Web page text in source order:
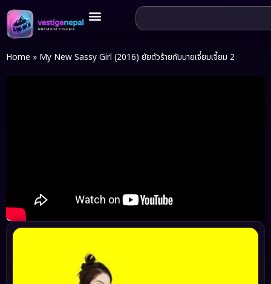
Home » My New Sassy Girl (2016) ยัยตัวร้ายกับนายเจี๋ยมเจี้ยม 2